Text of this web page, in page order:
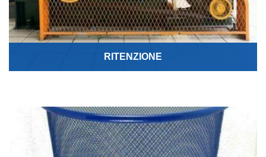
RITENZIONE